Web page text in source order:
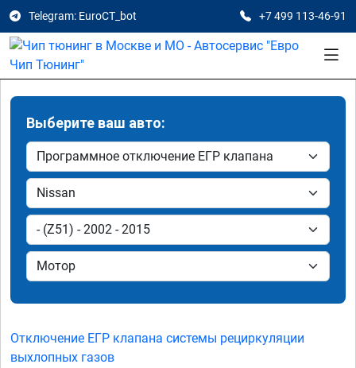
Telegram: EuroCT_bot +7 499 113-46-91
Выберите ваш авто:
Отключение ЕГР клапана системы рециркуляции
выхлопных газов